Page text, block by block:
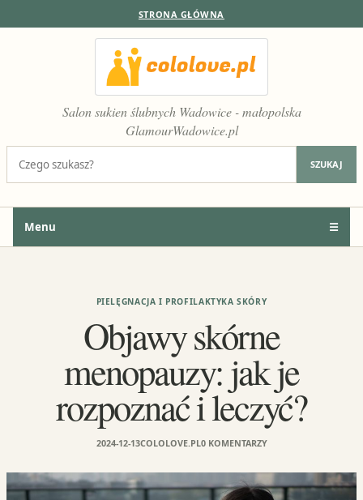
STRONA GŁÓWNA
Salon sukien ślubnych Wadowice - małopolska
GlamourWadowice.pl
SZUKAJ
Menu ☰
PIELĘGNACJA I PROFILAKTYKA SKÓRY
Objawy skórne
menopauzy: jak je
rozpoznać i leczyć?
2024-12-13COLOLOVE.PL0 KOMENTARZY